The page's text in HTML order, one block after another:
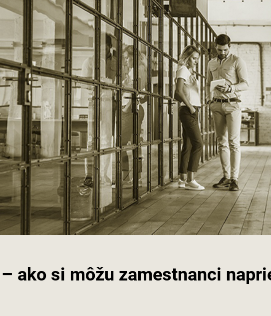
ako si môžu zamestnanci